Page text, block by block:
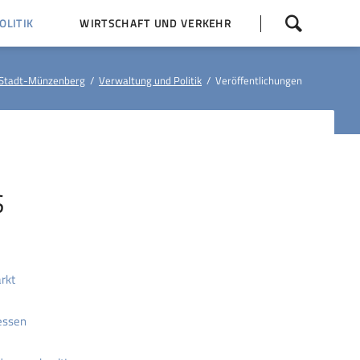
überspringen
WIRTSCHAFT UND VERKEHR
Münzenberg Verwaltung und Politik Veröffentlichungen